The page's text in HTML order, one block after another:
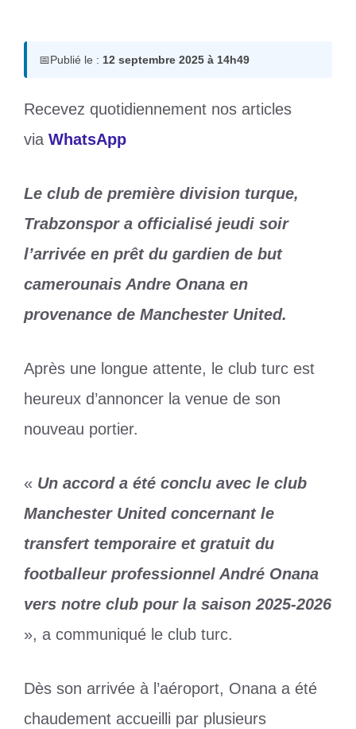
📅Publié le : 12 septembre 2025 à 14h49
Recevez quotidiennement nos articles
via WhatsApp
Le club de première division turque,
Trabzonspor a officialisé jeudi soir
l’arrivée en prêt du gardien de but
camerounais Andre Onana en
provenance de Manchester United.
Après une longue attente, le club turc est
heureux d’annoncer la venue de son
nouveau portier.
« Un accord a été conclu avec le club
Manchester United concernant le
transfert temporaire et gratuit du
footballeur professionnel André Onana
vers notre club pour la saison 2025-2026
», a communiqué le club turc.
Dès son arrivée à l’aéroport, Onana a été
chaudement accueilli par plusieurs